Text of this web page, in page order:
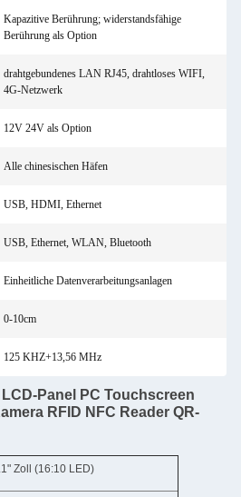
Kapazitive Berührung; widerstandsfähige
Berührung als Option
drahtgebundenes LAN RJ45, drahtloses WIFI,
4G-Netzwerk
12V 24V als Option
Alle chinesischen Häfen
USB, HDMI, Ethernet
USB, Ethernet, WLAN, Bluetooth
Einheitliche Datenverarbeitungsanlagen
0-10cm
125 KHZ+13,56 MHz
Panel PC Touchscreen
RFID NFC Reader QR-
Zoll (16:10 LED)